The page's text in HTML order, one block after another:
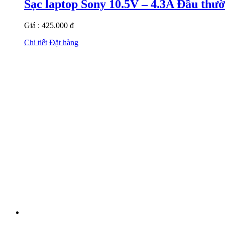
Sạc laptop Sony 10.5V – 4.3A Đầu
Giá : 425.000 đ
Chi tiết Đặt hàng